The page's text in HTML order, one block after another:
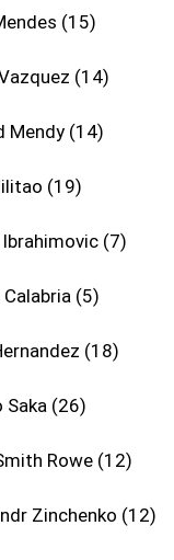
15
14
Mendy 14
19
7
Calabria 5
18
Saka 26
Rowe 12
Zinchenko 12